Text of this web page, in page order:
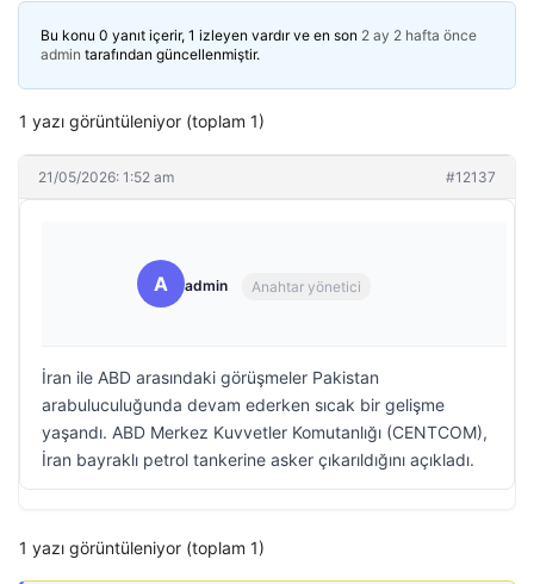
Bu konu 0 yanıt içerir, 1 izleyen vardır ve en son 2 ay 2 hafta önce
admin tarafından güncellenmiştir.
1 yazı görüntüleniyor (toplam 1)
21/05/2026: 1:52 am #12137
A admin Anahtar yönetici
İran ile ABD arasındaki görüşmeler Pakistan
arabuluculuğunda devam ederken sıcak bir gelişme
yaşandı. ABD Merkez Kuvvetler Komutanlığı (CENTCOM),
İran bayraklı petrol tankerine asker çıkarıldığını açıkladı.
1 yazı görüntüleniyor (toplam 1)